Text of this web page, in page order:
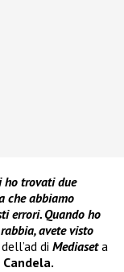
ho trovati due
che abbiamo
errori. Quando ho
avete visto
di Mediaseta